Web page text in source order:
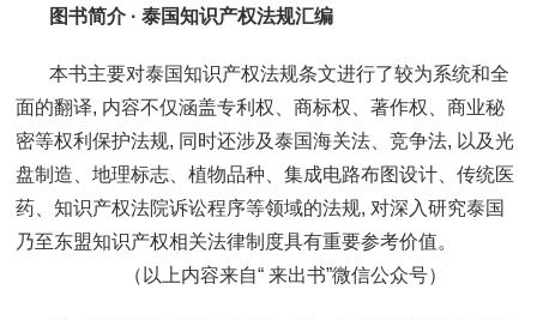
图书简介 · 泰国知识产权法规汇编
本书主要对泰国知识产权法规条文进行了较为系统和全
面的翻译, 内容不仅涵盖专利权、商标权、著作权、商业秘
密等权利保护法规, 同时还涉及泰国海关法、竞争法, 以及光
盘制造、地理标志、植物品种、集成电路布图设计、传统医
药、知识产权法院诉讼程序等领域的法规, 对深入研究泰国
乃至东盟知识产权相关法律制度具有重要参考价值。
（以上内容来自“ 来出书”微信公众号）